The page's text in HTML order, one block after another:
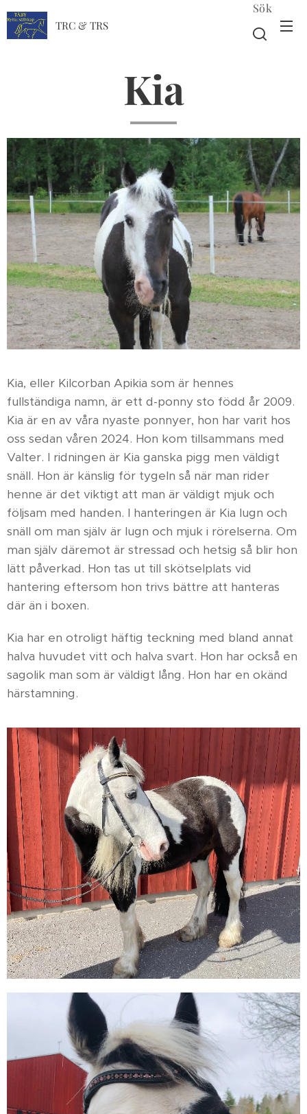
TRC & TRS
Sök
Kia
Kia, eller Kilcorban Apikia som är hennes
fullständiga namn, är ett d-ponny sto född år 2009.
Kia är en av våra nyaste ponnyer, hon har varit hos
oss sedan våren 2024. Hon kom tillsammans med
Valter. I ridningen är Kia ganska pigg men väldigt
snäll. Hon är känslig för tygeln så när man rider
henne är det viktigt att man är väldigt mjuk och
följsam med handen. I hanteringen är Kia lugn och
snäll om man själv är lugn och mjuk i rörelserna. Om
man själv däremot är stressad och hetsig så blir hon
lätt påverkad. Hon tas ut till skötselplats vid
hantering eftersom hon trivs bättre att hanteras
där än i boxen.
Kia har en otroligt häftig teckning med bland annat
halva huvudet vitt och halva svart. Hon har också en
sagolik man som är väldigt lång. Hon har en okänd
härstamning.